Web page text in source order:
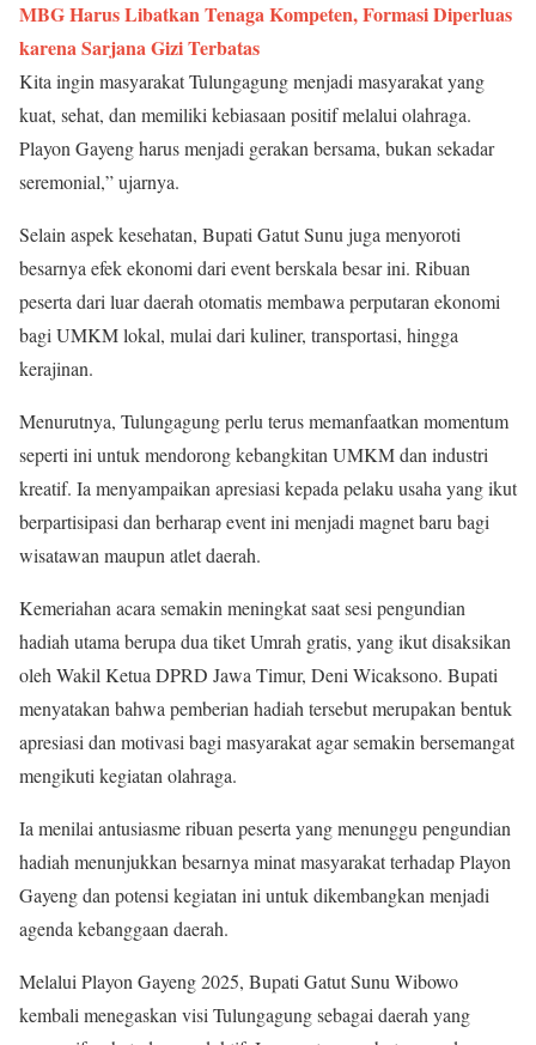
MBG Harus Libatkan Tenaga Kompeten, Formasi Diperluas
karena Sarjana Gizi Terbatas
Kita ingin masyarakat Tulungagung menjadi masyarakat yang
kuat, sehat, dan memiliki kebiasaan positif melalui olahraga.
Playon Gayeng harus menjadi gerakan bersama, bukan sekadar
seremonial,” ujarnya.
Selain aspek kesehatan, Bupati Gatut Sunu juga menyoroti
besarnya efek ekonomi dari event berskala besar ini. Ribuan
peserta dari luar daerah otomatis membawa perputaran ekonomi
bagi UMKM lokal, mulai dari kuliner, transportasi, hingga
kerajinan.
Menurutnya, Tulungagung perlu terus memanfaatkan momentum
seperti ini untuk mendorong kebangkitan UMKM dan industri
kreatif. Ia menyampaikan apresiasi kepada pelaku usaha yang ikut
berpartisipasi dan berharap event ini menjadi magnet baru bagi
wisatawan maupun atlet daerah.
Kemeriahan acara semakin meningkat saat sesi pengundian
hadiah utama berupa dua tiket Umrah gratis, yang ikut disaksikan
oleh Wakil Ketua DPRD Jawa Timur, Deni Wicaksono. Bupati
menyatakan bahwa pemberian hadiah tersebut merupakan bentuk
apresiasi dan motivasi bagi masyarakat agar semakin bersemangat
mengikuti kegiatan olahraga.
Ia menilai antusiasme ribuan peserta yang menunggu pengundian
hadiah menunjukkan besarnya minat masyarakat terhadap Playon
Gayeng dan potensi kegiatan ini untuk dikembangkan menjadi
agenda kebanggaan daerah.
Melalui Playon Gayeng 2025, Bupati Gatut Sunu Wibowo
kembali menegaskan visi Tulungagung sebagai daerah yang